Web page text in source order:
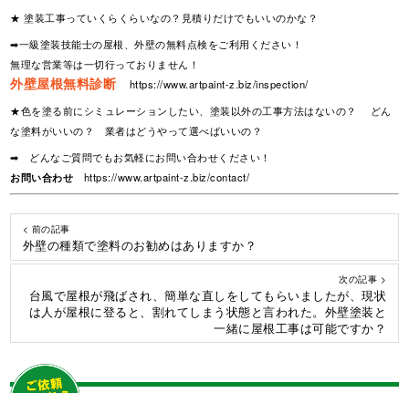
★ 塗装工事っていくらくらいなの？見積りだけでもいいのかな？
➡一級塗装技能士の屋根、外壁の無料点検をご利用ください！
無理な営業等は一切行っておりません！
外壁屋根無料診断
https://www.artpaint-z.biz/inspection/
★色を塗る前にシミュレーションしたい、塗装以外の工事方法はないの？ どん
な塗料がいいの？ 業者はどうやって選べばいいの？
➡ どんなご質問でもお気軽にお問い合わせください！
お問い合わせ
https://www.artpaint-z.biz/contact/
< 前の記事
外壁の種類で塗料のお勧めはありますか？
次の記事 >
台風で屋根が飛ばされ、簡単な直しをしてもらいましたが、現状
は人が屋根に登ると、割れてしまう状態と言われた。外壁塗装と
一緒に屋根工事は可能ですか？